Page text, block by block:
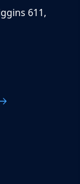
611,